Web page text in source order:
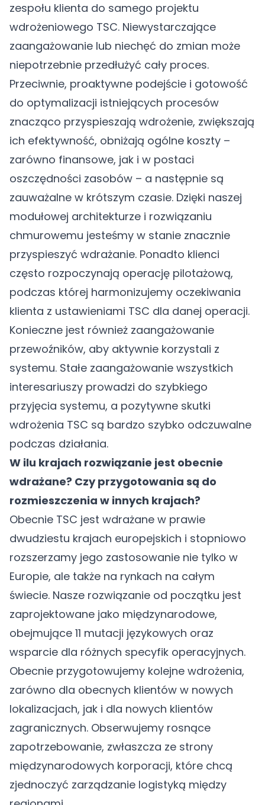
zespołu klienta do samego projektu
wdrożeniowego TSC. Niewystarczające
zaangażowanie lub niechęć do zmian może
niepotrzebnie przedłużyć cały proces.
Przeciwnie, proaktywne podejście i gotowość
do optymalizacji istniejących procesów
znacząco przyspieszają wdrożenie, zwiększają
ich efektywność, obniżają ogólne koszty –
zarówno finansowe, jak i w postaci
oszczędności zasobów – a następnie są
zauważalne w krótszym czasie. Dzięki naszej
modułowej architekturze i rozwiązaniu
chmurowemu jesteśmy w stanie znacznie
przyspieszyć wdrażanie. Ponadto klienci
często rozpoczynają operację pilotażową,
podczas której harmonizujemy oczekiwania
klienta z ustawieniami TSC dla danej operacji.
Konieczne jest również zaangażowanie
przewoźników, aby aktywnie korzystali z
systemu. Stałe zaangażowanie wszystkich
interesariuszy prowadzi do szybkiego
przyjęcia systemu, a pozytywne skutki
wdrożenia TSC są bardzo szybko odczuwalne
podczas działania.
W ilu krajach rozwiązanie jest obecnie
wdrażane? Czy przygotowania są do
rozmieszczenia w innych krajach?
Obecnie TSC jest wdrażane w prawie
dwudziestu krajach europejskich i stopniowo
rozszerzamy jego zastosowanie nie tylko w
Europie, ale także na rynkach na całym
świecie. Nasze rozwiązanie od początku jest
zaprojektowane jako międzynarodowe,
obejmujące 11 mutacji językowych oraz
wsparcie dla różnych specyfik operacyjnych.
Obecnie przygotowujemy kolejne wdrożenia,
zarówno dla obecnych klientów w nowych
lokalizacjach, jak i dla nowych klientów
zagranicznych. Obserwujemy rosnące
zapotrzebowanie, zwłaszcza ze strony
międzynarodowych korporacji, które chcą
zjednoczyć zarządzanie logistyką między